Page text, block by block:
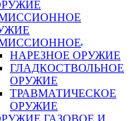
НАРЕЗНОЕ ОРУЖИЕ
ГЛАДКОСТВОЛЬНОЕ
ОРУЖИЕ
ТРАВМАТИЧЕСКОЕ
ОРУЖИЕ